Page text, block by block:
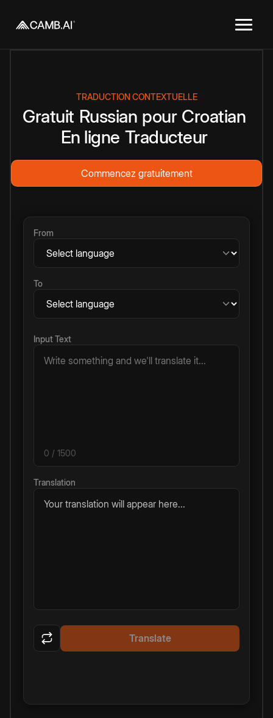
TRADUCTION CONTEXTUELLE
Gratuit Russian pour Croatian
En ligne Traducteur
Commencez gratuitement
From
To
Input Text
0 / 1500
Translation
Your translation will appear here...
Translate